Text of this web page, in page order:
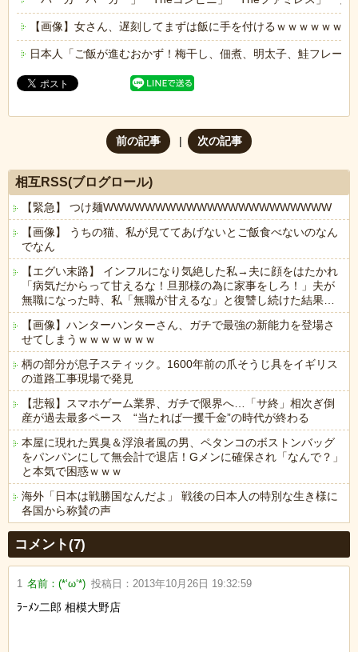
【画像】女さん、遅刻してまずは飯に手を付けるｗｗｗｗｗｗ
日本人「ご飯が進むおかず！梅干し、佃煮、明太子、鮭フレー
前の記事 次の記事
相互RSS(ブログロール)
【緊急】 つけ麺WWWWWWWWWWWWWWWWWWWWWW
【画像】 うちの猫、私が見ててあげないとご飯食べないのなん
でなん
【エグい末路】 インフルになり気絶した私→夫に顔をはたかれ
「病気だからって甘えるな！旦那様の為に家事をしろ！」夫が
無職になった時、私「無職が甘えるな」と復讐し続けた結果…
【画像】ハンターハンターさん、ガチで最強の新能力を登場さ
せてしまうｗｗｗｗｗｗｗ
柄の部分が息子スティック。1600年前の爪そうじ具をイギリス
の道路工事現場で発見
【悲報】スマホゲーム業界、ガチで限界へ…「サ終」相次ぎ倒
産が過去最多ペース “当たれば一攫千金”の時代が終わる
本屋に現れた異臭＆浮浪者風の男、ペタンコのボストンバッグ
をパンパンにして無会計で退店！Gメンに確保され「なんで？」
と本気で困惑ｗｗｗ
海外「日本は戦勝国なんだよ」 戦後の日本人の特別な生き様に
各国から称賛の声
Powered by livedoor 相互RSS
コメント(7)
1 名前：(*‘ω‘*) 投稿日： 2013年10月26日 19:32:59
ﾗｰﾒﾝ二郎 相模大野店